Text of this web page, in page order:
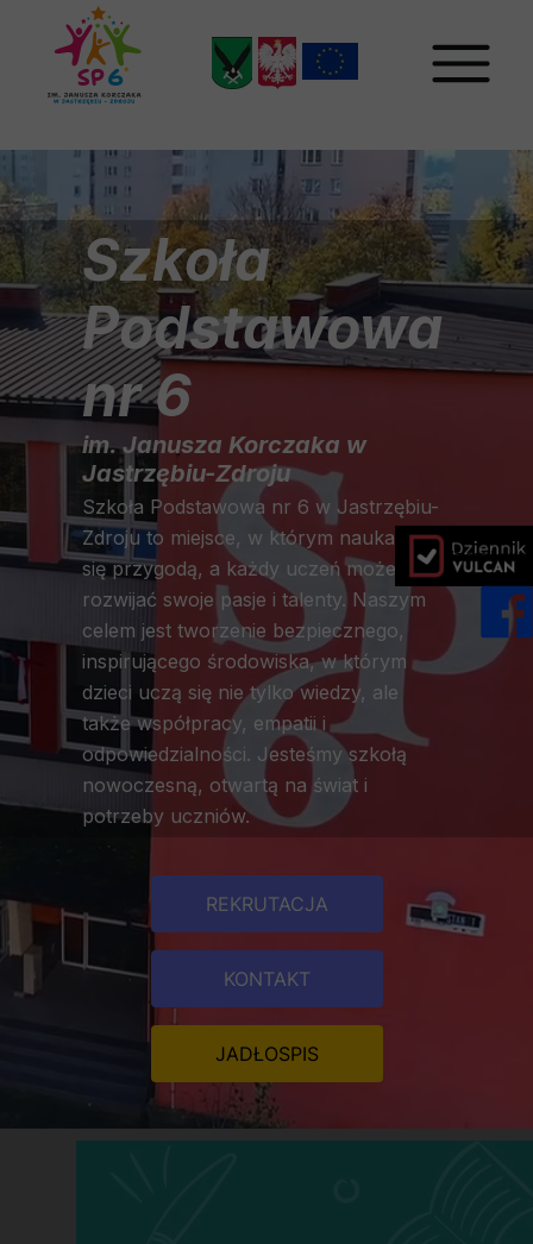
dziennik
im. Janusza Korczaka w
Jastrzębiu-Zdroju
Szkoła
Podstawowa
nr 6
JADŁOSPIS
KONTAKT
REKRUTACJA
Szkoła Podstawowa nr 6 w Jastrzębiu-
Zdroju to miejsce, w którym nauka staje
się przygodą, a każdy uczeń może
rozwijać swoje pasje i talenty. Naszym
celem jest tworzenie bezpiecznego,
inspirującego środowiska, w którym
dzieci uczą się nie tylko wiedzy, ale
także współpracy, empatii i
odpowiedzialności. Jesteśmy szkołą
nowoczesną, otwartą na świat i
potrzeby uczniów.